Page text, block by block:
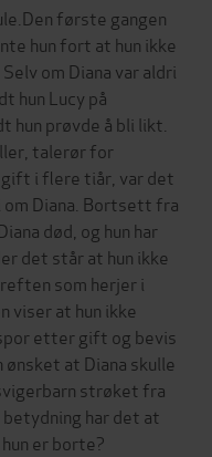
første gangen
hun fort at hun ikke
om Diana var aldri
hun Lucy på
hun prøvde å bli likt.
talerør for
i flere tiår, var det
om Diana. Bortsett fra
død, og hun har
det står at hun ikke
som herjer i
viser at hun ikke
etter gift og bevis
ønsket at Diana skulle
strøket fra
har det at
er borte?